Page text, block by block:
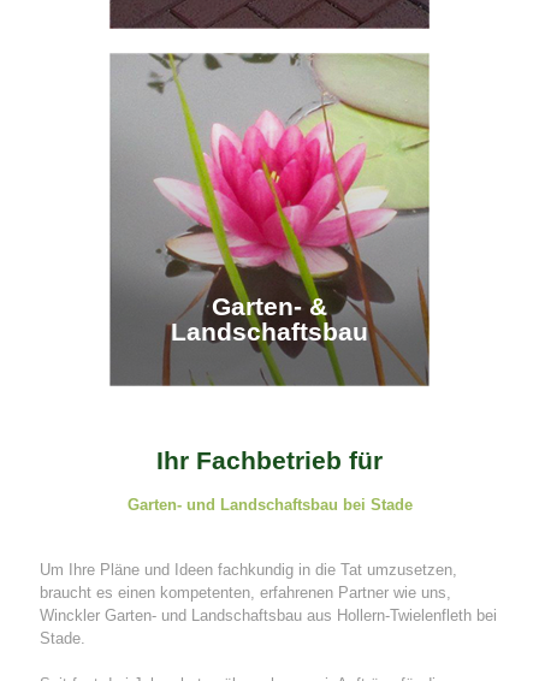
Garten- &
Landschaftsbau
Garten- &
Landschaftsbau
Ihr Fachbetrieb für
Garten- und Landschaftsbau bei Stade
Um Ihre Pläne und Ideen fachkundig in die Tat umzusetzen,
braucht es einen kompetenten, erfahrenen Partner wie uns,
Winckler Garten- und Landschaftsbau aus Hollern-Twielenfleth bei
Stade.